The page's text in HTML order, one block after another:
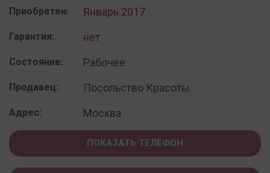
Приобретен: Январь 2017
Гарантия: нет
Состояние: Рабочее
Продавец: Посольство Красоты
Адрес: Москва
ПОКАЗАТЬ ТЕЛЕФОН